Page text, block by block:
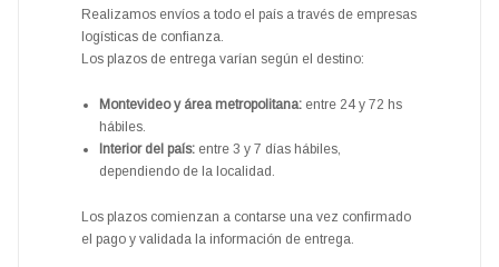
Realizamos envíos a todo el país a través de empresas
logísticas de confianza.
Los plazos de entrega varían según el destino:
Montevideo y área metropolitana: entre 24 y 72 hs
hábiles.
Interior del país: entre 3 y 7 días hábiles,
dependiendo de la localidad.
Los plazos comienzan a contarse una vez confirmado
el pago y validada la información de entrega.